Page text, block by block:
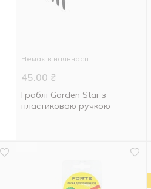
Немає в наявності
45.00 ₴
Граблі Garden Star з
пластиковою ручкою